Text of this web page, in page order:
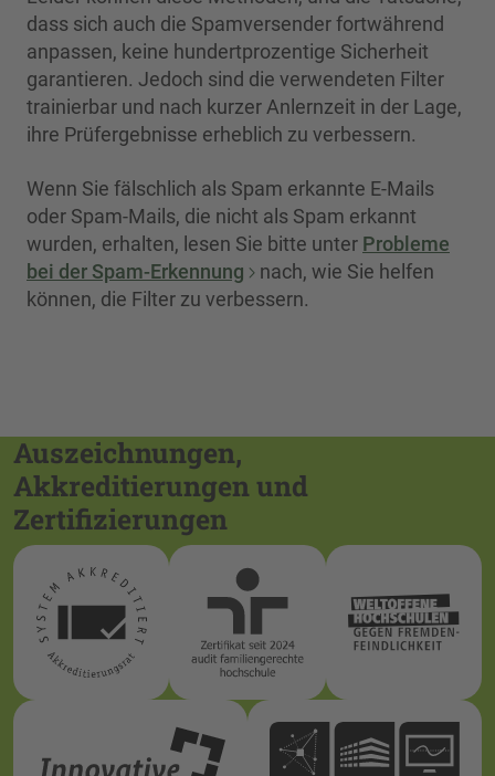
dass sich auch die Spamversender fortwährend
anpassen, keine hundertprozentige Sicherheit
garantieren. Jedoch sind die verwendeten Filter
trainierbar und nach kurzer Anlernzeit in der Lage,
ihre Prüfergebnisse erheblich zu verbessern.
Wenn Sie fälschlich als Spam erkannte E-Mails
oder Spam-Mails, die nicht als Spam erkannt
wurden, erhalten, lesen Sie bitte unter Probleme
bei der Spam-Erkennung
nach, wie Sie helfen
können, die Filter zu verbessern.
Auszeichnungen,
Akkreditierungen und
Zertifizierungen